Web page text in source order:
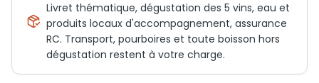
Livret thématique, dégustation des 5 vins, eau et
produits locaux d'accompagnement, assurance
RC. Transport, pourboires et toute boisson hors
dégustation restent à votre charge.